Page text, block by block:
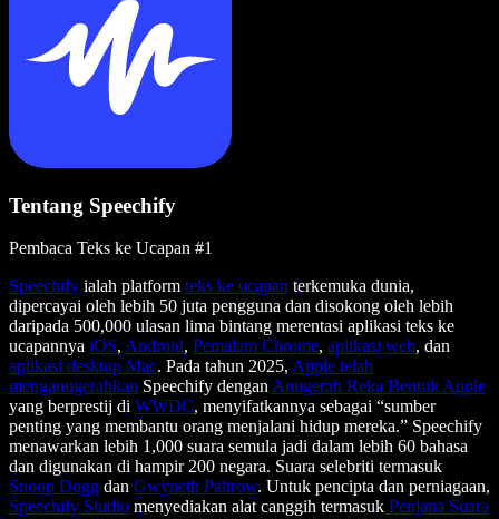
Tentang Speechify
Pembaca Teks ke Ucapan #1
Speechify ialah platform teks ke ucapan terkemuka dunia,
dipercayai oleh lebih 50 juta pengguna dan disokong oleh lebih
daripada 500,000 ulasan lima bintang merentasi aplikasi teks ke
ucapannya iOS, Android, Pemalam Chrome, aplikasi web, dan
aplikasi desktop Mac. Pada tahun 2025, Apple telah
menganugerahkan Speechify dengan Anugerah Reka Bentuk Apple
yang berprestij di WWDC, menyifatkannya sebagai “sumber
penting yang membantu orang menjalani hidup mereka.” Speechify
menawarkan lebih 1,000 suara semula jadi dalam lebih 60 bahasa
dan digunakan di hampir 200 negara. Suara selebriti termasuk
Snoop Dogg dan Gwyneth Paltrow. Untuk pencipta dan perniagaan,
Speechify Studio menyediakan alat canggih termasuk Penjana Suara